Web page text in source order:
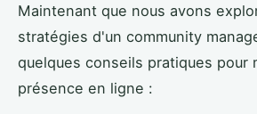
Maintenant que nous avons
stratégies d'un community
quelques conseils pratiques pour
présence en ligne :